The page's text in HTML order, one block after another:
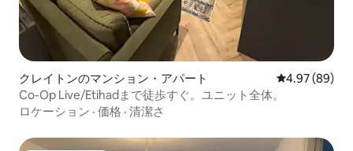
クレイトンのマンション・アパート レビュー89
4.97 (89)
Co-Op Live/Etihadまで徒歩すぐ。ユニット全体。
ロケーション · 価格 · 清潔さ